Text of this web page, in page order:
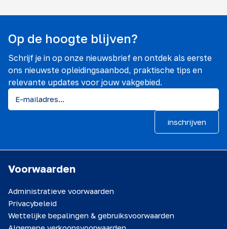
Op de hoogte blijven?
Schrijf je in op onze nieuwsbrief en ontdek als eerste
ons nieuwste opleidingsaanbod, praktische tips en
relevante updates voor jouw vakgebied.
inschrijven
Voorwaarden
Administratieve voorwaarden
Privacybeleid
Wettelijke bepalingen & gebruiksvoorwaarden